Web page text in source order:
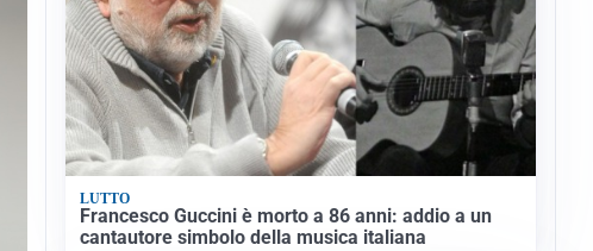
LUTTO
Francesco Guccini è morto a 86 anni: addio a un
cantautore simbolo della musica italiana